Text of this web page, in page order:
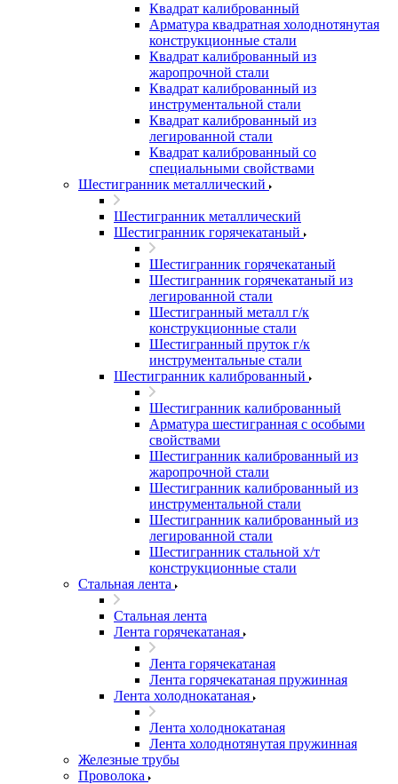
Квадрат калиброванный
Арматура квадратная холоднотянутая
конструкционные стали
Квадрат калиброванный из
жаропрочной стали
Квадрат калиброванный из
инструментальной стали
Квадрат калиброванный из
легированной стали
Квадрат калиброванный со
специальными свойствами
Шестигранник металлический
Шестигранник металлический
Шестигранник горячекатаный
Шестигранник горячекатаный
Шестигранник горячекатаный из
легированной стали
Шестигранный металл г/к
конструкционные стали
Шестигранный пруток г/к
инструментальные стали
Шестигранник калиброванный
Шестигранник калиброванный
Арматура шестигранная с особыми
свойствами
Шестигранник калиброванный из
жаропрочной стали
Шестигранник калиброванный из
инструментальной стали
Шестигранник калиброванный из
легированной стали
Шестигранник стальной х/т
конструкционные стали
Стальная лента
Стальная лента
Лента горячекатаная
Лента горячекатаная
Лента горячекатаная пружинная
Лента холоднокатаная
Лента холоднокатаная
Лента холоднотянутая пружинная
Железные трубы
Проволока